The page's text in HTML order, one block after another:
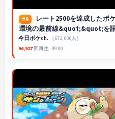
#9
レート2500を達成した
環境の最前線&quot;&quot;を語
今日ポケch.
（672,000人）
96,927回再生 09:00